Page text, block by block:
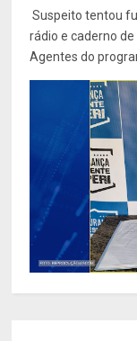
Suspeito tentou
rádio e caderno
Agentes do